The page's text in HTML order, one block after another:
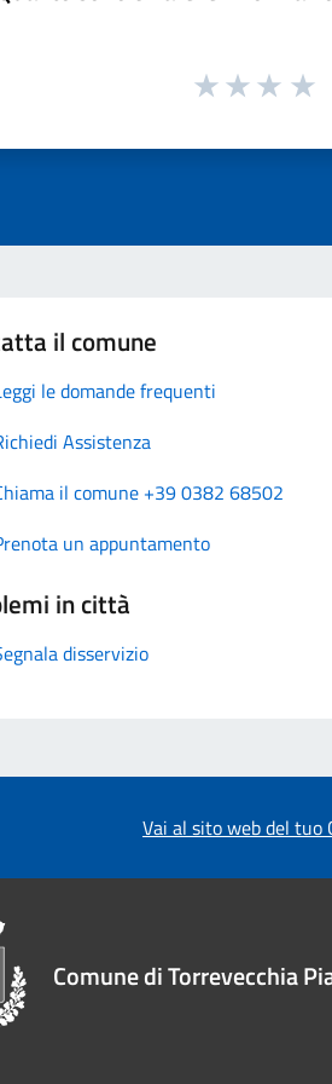
il comune
le domande frequenti
Assistenza
il comune +39 0382 68502
un appuntamento
in città
disservizio
Vai al sito web del tuo
Comune di Torrevecchia